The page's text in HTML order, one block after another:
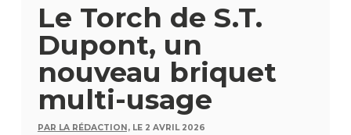
Le Torch de S.T.
Dupont, un
nouveau briquet
multi-usage
PAR LA RÉDACTION, LE 2 AVRIL 2026